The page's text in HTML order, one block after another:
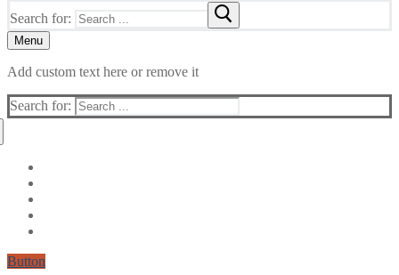
Search for:
Menu
Add custom text here or remove it
Search for:
Button